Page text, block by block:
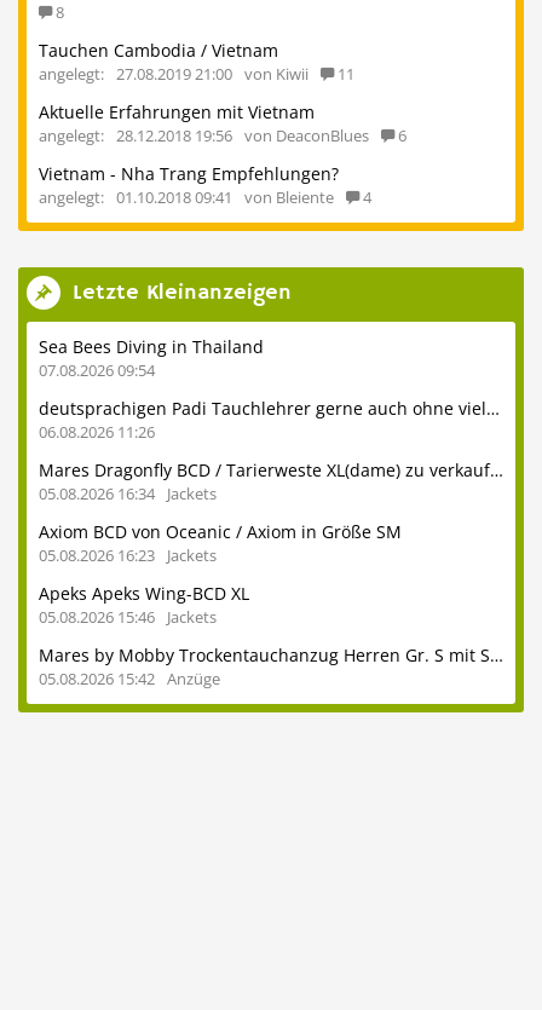
8
Tauchen Cambodia / Vietnam
angelegt: 27.08.2019 21:00 von Kiwii 11
Aktuelle Erfahrungen mit Vietnam
angelegt: 28.12.2018 19:56 von DeaconBlues 6
Vietnam - Nha Trang Empfehlungen?
angelegt: 01.10.2018 09:41 von Bleiente 4
Letzte Kleinanzeigen
Sea Bees Diving in Thailand
07.08.2026 09:54
deutsprachigen Padi Tauchlehrer gerne auch ohne viel Erfahrung
06.08.2026 11:26
Mares Dragonfly BCD / Tarierweste XL(dame) zu verkaufen
05.08.2026 16:34 Jackets
Axiom BCD von Oceanic / Axiom in Größe SM
05.08.2026 16:23 Jackets
Apeks Apeks Wing-BCD XL
05.08.2026 15:46 Jackets
Mares by Mobby Trockentauchanzug Herren Gr. S mit Stiefeln 41
05.08.2026 15:42 Anzüge